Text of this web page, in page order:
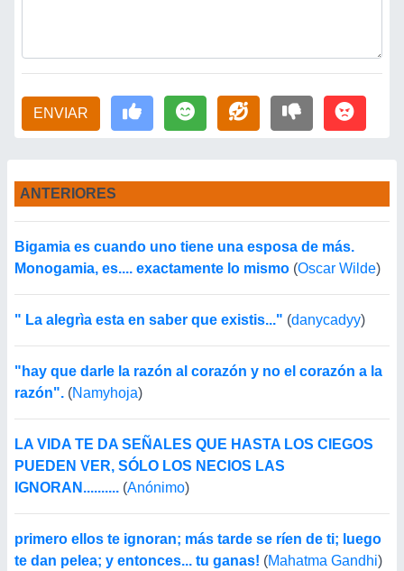
ENVIAR
ANTERIORES
Bigamia es cuando uno tiene una esposa de más.
Monogamia, es.... exactamente lo mismo (Oscar Wilde)
" La alegrìa esta en saber que existis..." (danycadyy)
"hay que darle la razón al corazón y no el corazón a la
razón". (Namyhoja)
LA VIDA TE DA SEÑALES QUE HASTA LOS CIEGOS
PUEDEN VER, SÓLO LOS NECIOS LAS
IGNORAN.......... (Anónimo)
primero ellos te ignoran; más tarde se ríen de ti; luego
te dan pelea; y entonces... tu ganas! (Mahatma Gandhi)